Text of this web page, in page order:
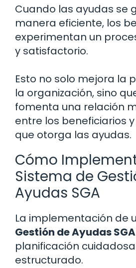
Cuando las ayudas se
manera eficiente, los
experimentan un
y satisfactorio.
Esto no solo mejora la
la organización, sino
fomenta una relación
entre los beneficiarios
que otorga las ayudas.
Cómo
Sistema de
Ayudas SGA
La implementación de
Gestión de Ayudas SGA
planificación
estructurado.